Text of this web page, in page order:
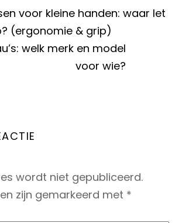
voor kleine handen: waar let
(ergonomie & grip)
welk merk en model
voor wie?
wordt niet gepubliceerd.
zijn gemarkeerd met *